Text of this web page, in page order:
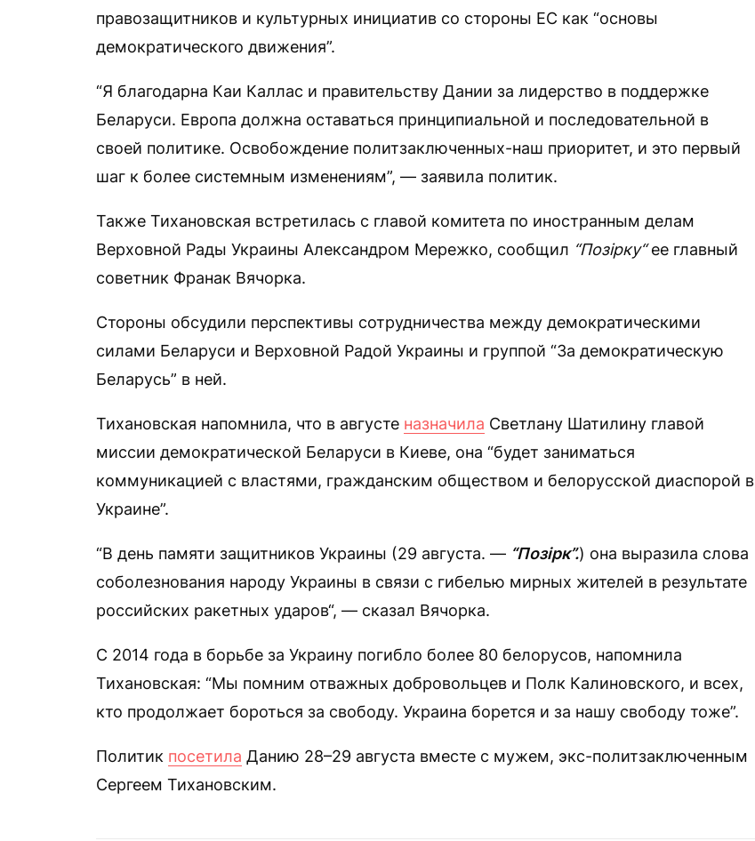
правозащитников и культурных инициатив со стороны ЕС как “основы
демократического движения”.
“Я благодарна Каи Каллас и правительству Дании за лидерство в поддержке
Беларуси. Европа должна оставаться принципиальной и последовательной в
своей политике. Освобождение политзаключенных-наш приоритет, и это первый
шаг к более системным изменениям”, — заявила политик.
Также Тихановская встретилась с главой комитета по иностранным делам
Верховной Рады Украины Александром Мережко, сообщил “Позірку“ее главный
советник Франак Вячорка.
Стороны обсудили перспективы сотрудничества между демократическими
силами Беларуси и Верховной Радой Украины и группой “За демократическую
Беларусь” в ней.
Тихановская напомнила, что в августе назначила Светлану Шатилину главой
миссии демократической Беларуси в Киеве, она “будет заниматься
коммуникацией с властями, гражданским обществом и белорусской диаспорой в
Украине”.
“В день памяти защитников Украины (29 августа. — “Позірк”.) она выразила слова
соболезнования народу Украины в связи с гибелью мирных жителей в результате
российских ракетных ударов“, — сказал Вячорка.
С 2014 года в борьбе за Украину погибло более 80 белорусов, напомнила
Тихановская: “Мы помним отважных добровольцев и Полк Калиновского, и всех,
кто продолжает бороться за свободу. Украина борется и за нашу свободу тоже”.
Политик посетила Данию 28–29 августа вместе с мужем, экс-политзаключенным
Сергеем Тихановским.